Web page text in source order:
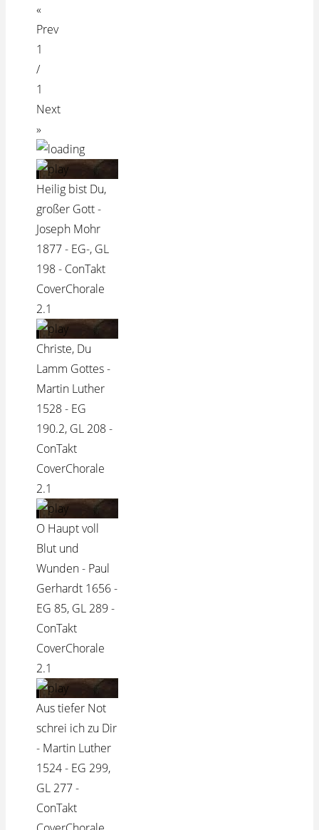
«
Prev
1
/
1
Next
»
Heilig bist Du,
großer Gott -
Joseph Mohr
1877 - EG-, GL
198 - ConTakt
CoverChorale
2.1
Christe, Du
Lamm Gottes -
Martin Luther
1528 - EG
190.2, GL 208 -
ConTakt
CoverChorale
2.1
O Haupt voll
Blut und
Wunden - Paul
Gerhardt 1656 -
EG 85, GL 289 -
ConTakt
CoverChorale
2.1
Aus tiefer Not
schrei ich zu Dir
- Martin Luther
1524 - EG 299,
GL 277 -
ConTakt